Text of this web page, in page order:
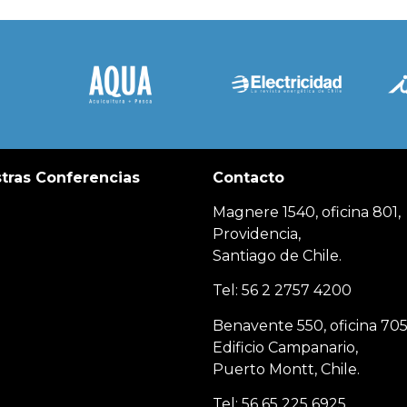
Conferencias Contacto
Magnere 1540, oficina 801,
Providencia,
Santiago de Chile.
Tel: 56 2 2757 4200
Benavente 550, oficina
Edificio Campanario,
Puerto Montt, Chile.